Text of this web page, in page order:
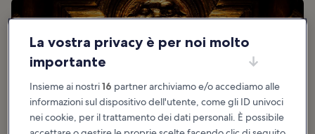
La vostra privacy è per noi molto
importante
Insieme ai nostri16 partner archiviamo e/o accediamo alle
informazioni sul dispositivo dell'utente, come gli ID univoci
nei cookie, per il trattamento dei dati personali. È possibile